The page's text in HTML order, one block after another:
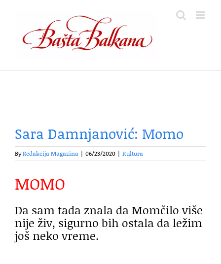
content
Sara Damnjanović: Momo
ByRedakcija Magazina 06/23/2020 Kultura
MOMO
Da sam tada znala da Momčilo više
nije živ, sigurno bih ostala da ležim
još neko vreme.